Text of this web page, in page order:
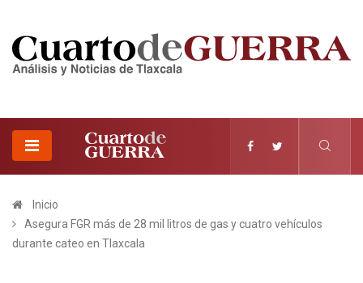
Inicio
Asegura FGR más de 28 mil litros de gas y cuatro vehículos
durante cateo en Tlaxcala